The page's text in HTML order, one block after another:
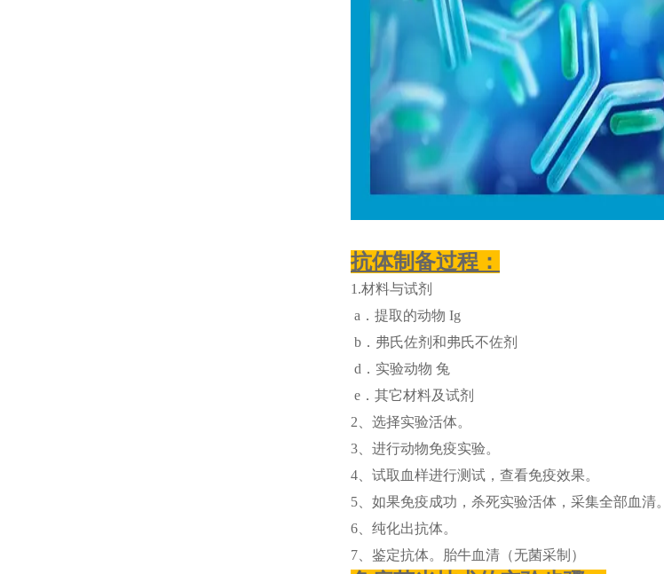
抗体制备过程：
1.材料与试剂
a．提取的动物 Ig
b．弗氏佐剂和弗氏不佐剂
d．实验动物 兔
e．其它材料及试剂
2、选择实验活体。
3、进行动物免疫实验。
4、试取血样进行测试，查看免疫效果。
5、如果免疫成功，杀死实验活体，采集全部血清。
6、纯化出抗体。
7、鉴定抗体。胎牛血清（无菌采制）